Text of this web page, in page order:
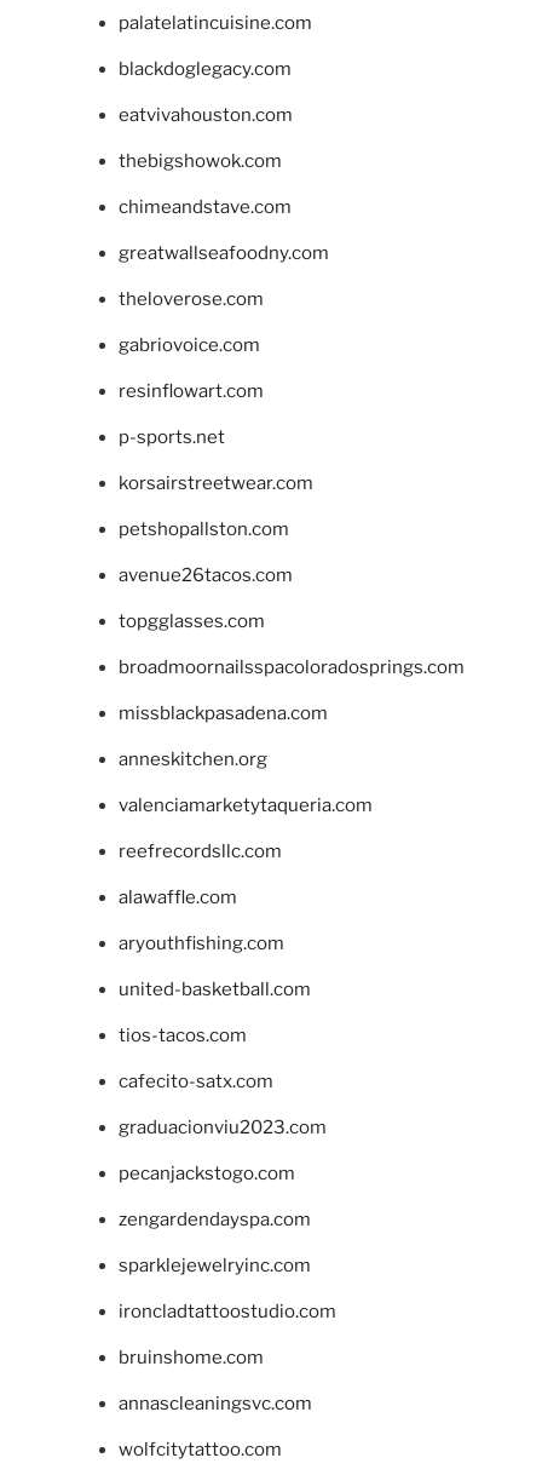
palatelatincuisine.com
blackdoglegacy.com
eatvivahouston.com
thebigshowok.com
chimeandstave.com
greatwallseafoodny.com
theloverose.com
gabriovoice.com
resinflowart.com
p-sports.net
korsairstreetwear.com
petshopallston.com
avenue26tacos.com
topgglasses.com
broadmoornailsspacoloradosprings.com
missblackpasadena.com
anneskitchen.org
valenciamarketytaqueria.com
reefrecordsllc.com
alawaffle.com
aryouthfishing.com
united-basketball.com
tios-tacos.com
cafecito-satx.com
graduacionviu2023.com
pecanjackstogo.com
zengardendayspa.com
sparklejewelryinc.com
ironcladtattoostudio.com
bruinshome.com
annascleaningsvc.com
wolfcitytattoo.com